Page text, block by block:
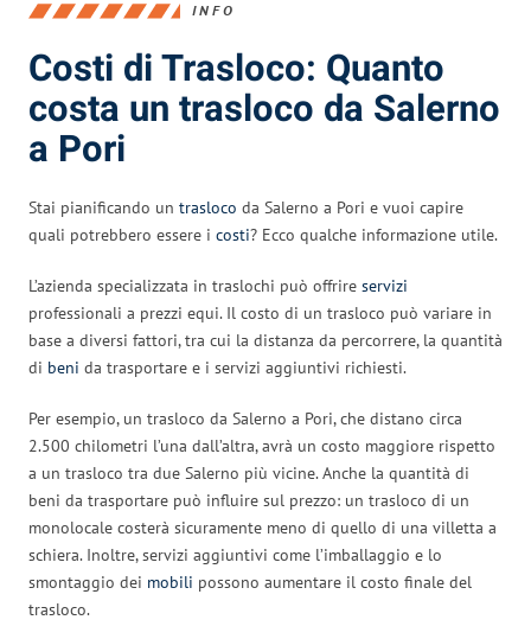
INFO
Costi di Trasloco: Quanto
costa un trasloco da Salerno
a Pori
Stai pianificando un trasloco da Salerno a Pori e vuoi capire
quali potrebbero essere i costi? Ecco qualche informazione utile.
L’azienda specializzata in traslochi può offrire servizi
professionali a prezzi equi. Il costo di un trasloco può variare in
base a diversi fattori, tra cui la distanza da percorrere, la quantità
di beni da trasportare e i servizi aggiuntivi richiesti.
Per esempio, un trasloco da Salerno a Pori, che distano circa
2.500 chilometri l’una dall’altra, avrà un costo maggiore rispetto
a un trasloco tra due Salerno più vicine. Anche la quantità di
beni da trasportare può influire sul prezzo: un trasloco di un
monolocale costerà sicuramente meno di quello di una villetta a
schiera. Inoltre, servizi aggiuntivi come l’imballaggio e lo
smontaggio dei mobili possono aumentare il costo finale del
trasloco.